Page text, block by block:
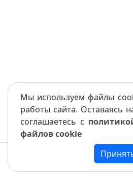
Мы используем файлы
работы сайта. Оставаясь
соглашаетесь с
файлов cookie